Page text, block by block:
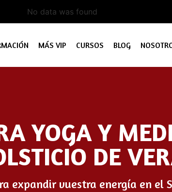
No data was found
MÁS VIP CURSOS BLOG
YOGA Y
DE
expandir vuestra energía en el